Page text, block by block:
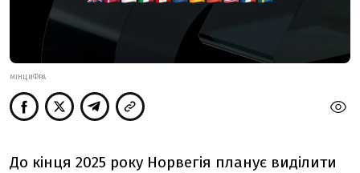
МІНЦИФРА
До кінця 2025 року Норвегія планує виділити